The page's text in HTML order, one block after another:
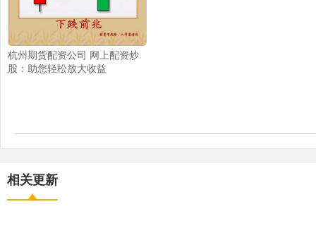
杭州期货配资公司 网上配资炒
股：助您轻松放大收益
相关更新